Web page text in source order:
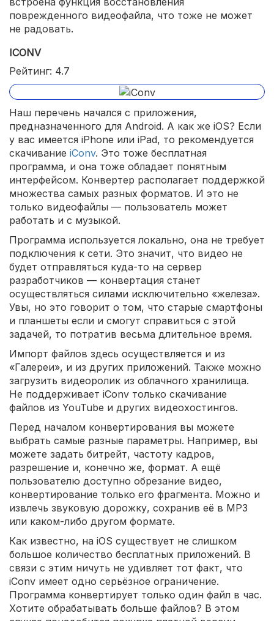
поврежденного видеофайла, что тоже не может
не радовать.
ICONV
Рейтинг: 4.7
Наш перечень начался с приложения,
предназначенного для Android. А как же iOS? Если
у вас имеется iPhone или iPad, то рекомендуется
скачивание iConv. Это тоже бесплатная
программа, и она тоже обладает понятным
интерфейсом. Конвертер располагает поддержкой
множества самых разных форматов. И это не
только видеофайлы — пользователь может
работать и с музыкой.
Программа используется локально, она не требует
подключения к сети. Это значит, что видео не
будет отправляться куда-то на сервер
разработчиков — конвертация станет
осуществляться силами исключительно «железа».
Увы, но это говорит о том, что старые смартфоны
и планшеты если и смогут справиться с этой
задачей, то потратив весьма длительное время.
Импорт файлов здесь осуществляется и из
«Галереи», и из других приложений. Также можно
загрузить видеоролик из облачного хранилища.
Не поддерживает iConv только скачивание
файлов из YouTube и других видеохостингов.
Перед началом конвертирования вы можете
выбрать самые разные параметры. Например, вы
можете задать битрейт, частоту кадров,
разрешение и, конечно же, формат. А ещё
пользователю доступно обрезание видео,
конвертирование только его фрагмента. Можно и
извлечь звуковую дорожку, сохранив её в MP3
или каком-либо другом формате.
Как известно, на iOS существует не слишком
большое количество бесплатных приложений. В
связи с этим ничуть не удивляет тот факт, что
iConv имеет одно серьёзное ограничение.
Программа конвертирует только один файл в час.
Хотите обрабатывать больше файлов? В этом